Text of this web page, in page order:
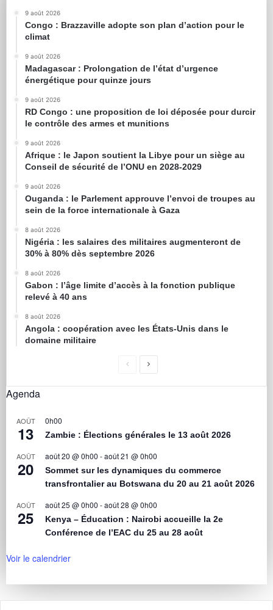
9 août 2026
Congo : Brazzaville adopte son plan d’action pour le
climat
9 août 2026
Madagascar : Prolongation de l’état d’urgence
énergétique pour quinze jours
9 août 2026
RD Congo : une proposition de loi déposée pour durcir
le contrôle des armes et munitions
9 août 2026
Afrique : le Japon soutient la Libye pour un siège au
Conseil de sécurité de l’ONU en 2028-2029
9 août 2026
Ouganda : le Parlement approuve l’envoi de troupes au
sein de la force internationale à Gaza
8 août 2026
Nigéria : les salaires des militaires augmenteront de
30% à 80% dès septembre 2026
8 août 2026
Gabon : l’âge limite d’accès à la fonction publique
relevé à 40 ans
8 août 2026
Angola : coopération avec les États-Unis dans le
domaine militaire
Agenda
AOÛT
13
0h00
Zambie : Élections générales le 13 août 2026
AOÛT
20
août 20 @ 0h00 -août 21 @ 0h00
Sommet sur les dynamiques du commerce
transfrontalier au Botswana du 20 au 21 août 2026
AOÛT
25
août 25 @ 0h00 -août 28 @ 0h00
Kenya – Éducation : Nairobi accueille la 2e
Conférence de l’EAC du 25 au 28 août
Voir le calendrier